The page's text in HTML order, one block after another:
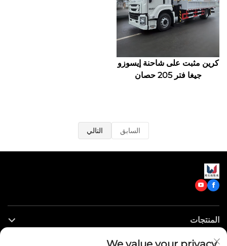
كرين مثبت على شاحنة إيسوزو
جيغا فتر 205 حصان
السابق التالي
المنتجات